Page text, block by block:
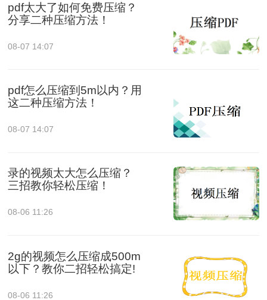
pdf太大了如何免费压缩？
分享二种压缩方法！
08-07 14:07
pdf怎么压缩到5m以内？用
这二种压缩方法！
08-07 14:07
录的视频太大怎么压缩？
三招教你轻松压缩！
08-06 11:26
2g的视频怎么压缩成500m
以下？教你二招轻松搞定!
08-06 11:26